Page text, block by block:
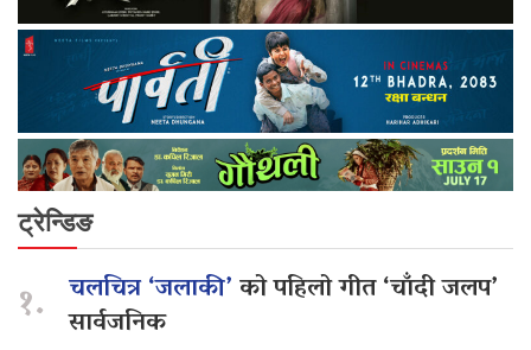
ट्रेन्डिङ
१. चलचित्र ‘जलाकी’को पहिलो गीत ‘चाँदी जलप’
सार्वजनिक